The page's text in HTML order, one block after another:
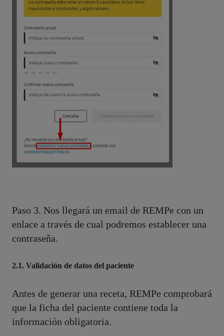
Paso 3. Nos llegará un email de REMPe con un
enlace a través de cual podremos establecer una
contraseña.
2.1. Validación de datos del paciente
Antes de generar una receta, REMPe comprobará
que la ficha del paciente contiene toda la
información obligatoria.